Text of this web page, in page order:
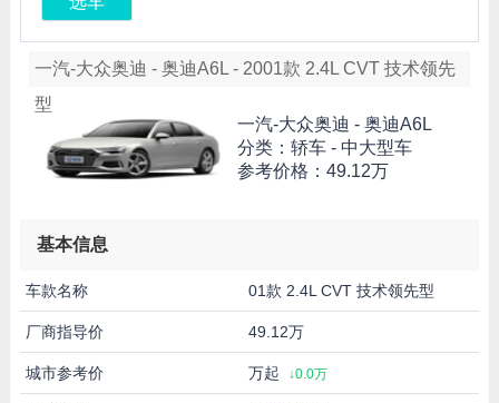
一汽-大众奥迪 - 奥迪A6L - 2001款 2.4L CVT 技术领先
型
一汽-大众奥迪 - 奥迪A6L
分类：轿车 - 中大型车
参考价格： 49.12万
基本信息
车款名称 01款 2.4L CVT 技术领先型
厂商指导价 49.12万
城市参考价 万起 ↓0.0万